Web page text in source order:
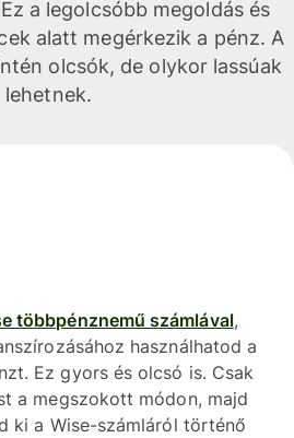
a legolcsóbb megoldás és
alatt megérkezik a pénz. A
olcsók, de olykor lassúak
lehetnek.
többpénznemű számlával,
használhatod a
Ez gyors és olcsó is. Csak
a megszokott módon, majd
ki a Wise-számláról történő